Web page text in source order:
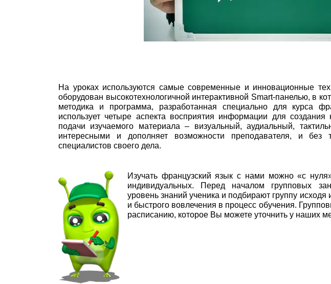
На уроках используются самые современные и инновационные
оборудован высокотехнологичной интерактивной Smart-панелью, в
методика и программа, разработанная специально для курса
использует четыре аспекта восприятия информации для создания
подачи изучаемого материала – визуальный, аудиальный,
интересными и дополняет возможности преподавателя, и
специалистов своего дела.
Изучать французский язык с нами можно «с
индивидуальных. Перед началом групповых
уровень знаний ученика и подбирают группу
и быстрого вовлечения в процесс обучения.
расписанию, которое Вы можете уточнить у наших